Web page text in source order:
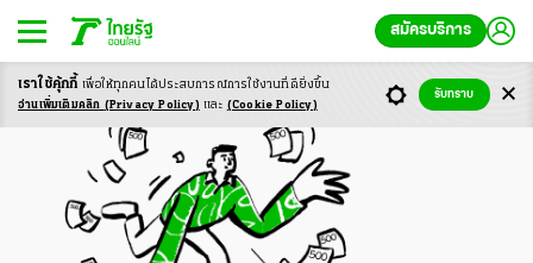
สมัครบริการ
เราใช้คุ้กกี้ เพื่อให้ทุกคนได้ประสบการณ์การใช้งานที่ดียิ่งขึ้น
อ่านเพิ่มเติมคลิก (Privacy Policy) และ (Cookie Policy)
รับทราบ